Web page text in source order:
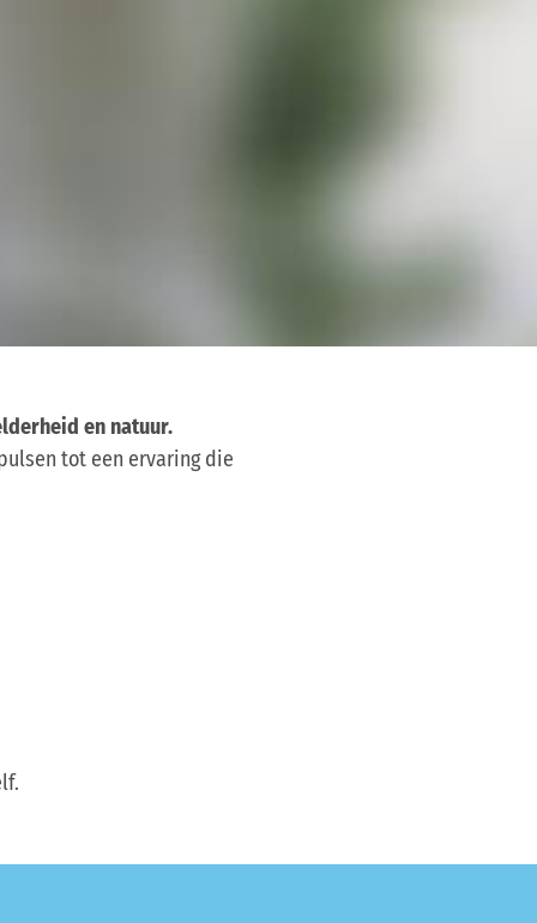
en natuur.
tot een ervaring die